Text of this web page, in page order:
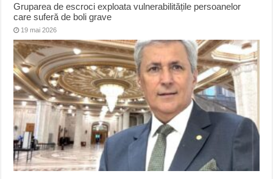
Gruparea de escroci exploata vulnerabilitățile persoanelor
care suferă de boli grave
19 mai 2026